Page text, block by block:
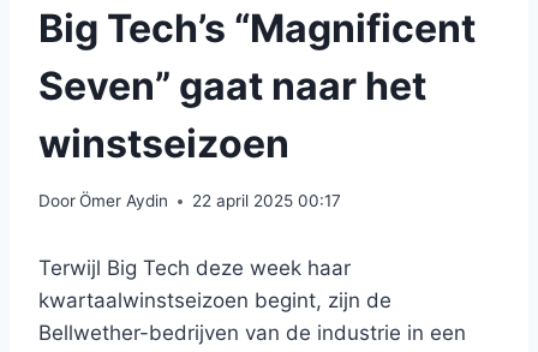
Big Tech’s “Magnificent
Seven” gaat naar het
winstseizoen
DoorÖmer Aydin 22 april 2025 00:17
Terwijl Big Tech deze week haar
kwartaalwinstseizoen begint, zijn de
Bellwether-bedrijven van de industrie in een